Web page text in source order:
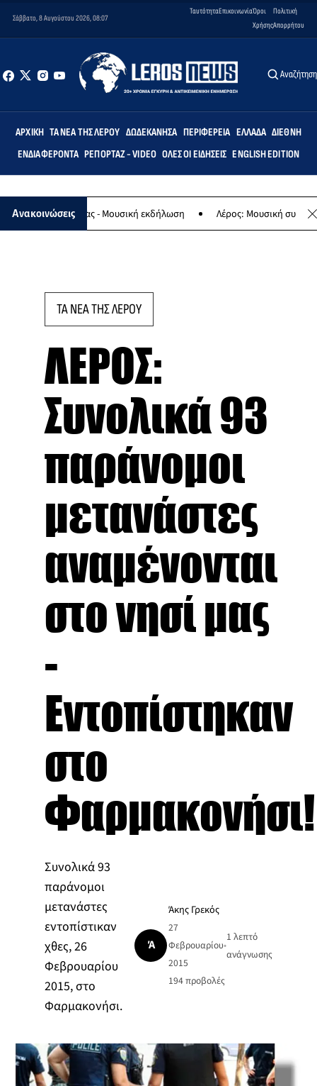
Σάββατο, 8 Αυγούστου 2026, 08:07
ΤαυτότηταΕπικοινωνίαΌροι
Χρήσης
Πολιτική
Απορρήτου
Αναζήτηση
ΑΡΧΙΚΉ ΤΑ ΝΈΑ ΤΗΣ ΛΈΡΟΥ ΔΩΔΕΚΆΝΗΣΑ ΠΕΡΙΦΈΡΕΙΑ ΕΛΛΆΔΑ ΔΙΕΘΝΉ
ΕΝΔΙΑΦΈΡΟΝΤΑ ΡΕΠΟΡΤΆΖ - VIDEO ΌΛΕΣ ΟΙ ΕΙΔΉΣΕΙΣ ENGLISH EDITION
Ανακοινώσεις
της Παναγίας - Μουσική εκδήλωση Λέρος: Μουσική συναυλία
ΤΑ ΝΕΑ ΤΗΣ ΛΕΡΟΥ
ΛΕΡΟΣ:
Συνολικά 93
παράνομοι
μετανάστες
αναμένονται
στο νησί μας
-
Εντοπίστηκαν
στο
Φαρμακονήσι!
Συνολικά 93
παράνομοι
μετανάστες
εντοπίστικαν
χθες, 26
Φεβρουαρίου
2015, στο
Φαρμακονήσι.
Ά
Άκης Γρεκός
27
Φεβρουαρίου
2015
•
1 λεπτό
ανάγνωσης
194προβολές